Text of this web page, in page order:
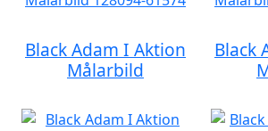
Black Adam I Aktion
Målarbild
Black